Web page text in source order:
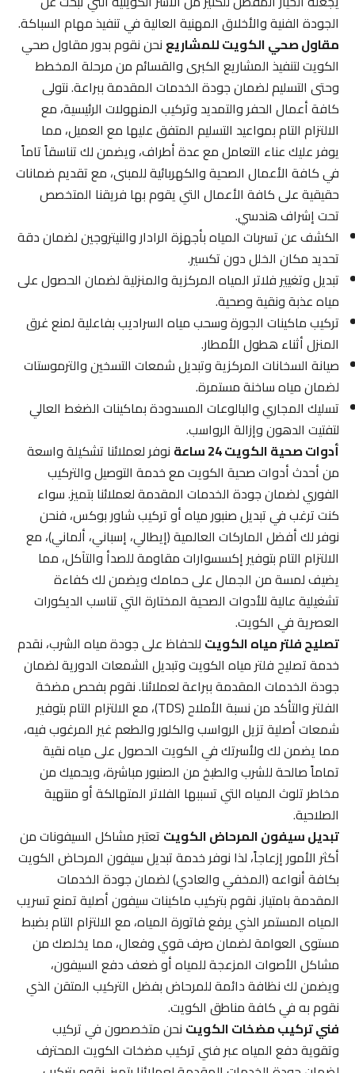
الجودة الفنية والأخلاق المهنية العالية في تنفيذ مهام السباكة.
مقاول صحي الكويت للمشاريعنحن نقوم بدور مقاول صحي
الكويت لتنفيذ المشاريع الكبرى والقسائم من مرحلة المخطط
وحتى التسليم لضمان جودة الخدمات المقدمة ببراعة. نتولى
كافة أعمال الحفر والتمديد وتركيب المنهولات الرئيسية، مع
الالتزام التام بمواعيد التسليم المتفق عليها مع العميل، مما
يوفر عليك عناء التعامل مع عدة أطراف، ويضمن لك تناسقاً تاماً
في كافة الأعمال الصحية والكهربائية للمبنى، مع تقديم ضمانات
حقيقية على كافة الأعمال التي يقوم بها فريقنا المتخصص
تحت إشراف هندسي.
الكشف عن تسربات المياه بأجهزة الرادار والنيتروجين لضمان دقة
تحديد مكان الخلل دون تكسير.
تبديل وتغيير فلاتر المياه المركزية والمنزلية لضمان الحصول على
مياه عذبة ونقية وصحية.
تركيب ماكينات الجورة وسحب مياه السراديب بفاعلية لمنع غرق
المنزل أثناء هطول الأمطار.
صيانة السخانات المركزية وتبديل شمعات التسخين والترموستات
لضمان مياه ساخنة مستمرة.
تسليك المجاري والبالوعات المسدودة بماكينات الضغط العالي
لتفتيت الدهون وإزالة الرواسب.
أدوات صحية الكويت 24 ساعة
نوفر لعملائنا تشكيلة واسعة
من أحدث أدوات صحية الكويت مع خدمة التوصيل والتركيب
الفوري لضمان جودة الخدمات المقدمة لعملائنا بتميز. سواء
كنت ترغب في تبديل صنبور مياه أو تركيب شاور بوكس، فنحن
نوفر لك أفضل الماركات العالمية (إيطالي، إسباني، ألماني)، مع
الالتزام التام بتوفير إكسسوارات مقاومة للصدأ والتآكل، مما
يضيف لمسة من الجمال على حمامك ويضمن لك كفاءة
تشغيلية عالية للأدوات الصحية المختارة التي تناسب الديكورات
العصرية في الكويت.
تصليح فلتر مياه الكويتللحفاظ على جودة مياه الشرب، نقدم
خدمة تصليح فلتر مياه الكويت وتبديل الشمعات الدورية لضمان
جودة الخدمات المقدمة ببراعة لعملائنا. نقوم بفحص مضخة
الفلتر والتأكد من نسبة الأملاح (TDS)، مع الالتزام التام بتوفير
شمعات أصلية تزيل الرواسب والكلور والطعم غير المرغوب فيه،
مما يضمن لك ولأسرتك في الكويت الحصول على مياه نقية
تماماً صالحة للشرب والطبخ من الصنبور مباشرة، ويحميك من
مخاطر تلوث المياه التي تسببها الفلاتر المتهالكة أو منتهية
الصلاحية.
تبديل سيفون المرحاض الكويتتعتبر مشاكل السيفونات من
أكثر الأمور إزعاجاً، لذا نوفر خدمة تبديل سيفون المرحاض الكويت
بكافة أنواعه (المخفي والعادي) لضمان جودة الخدمات
المقدمة بامتياز. نقوم بتركيب ماكينات سيفون أصلية تمنع تسريب
المياه المستمر الذي يرفع فاتورة المياه، مع الالتزام التام بضبط
مستوى العوامة لضمان صرف قوي وفعال، مما يخلصك من
مشاكل الأصوات المزعجة للمياه أو ضعف دفع السيفون،
ويضمن لك نظافة دائمة للمرحاض بفضل التركيب المتقن الذي
نقوم به في كافة مناطق الكويت.
فني تركيب مضخات الكويتنحن متخصصون في تركيب
وتقوية دفع المياه عبر فني تركيب مضخات الكويت المحترف